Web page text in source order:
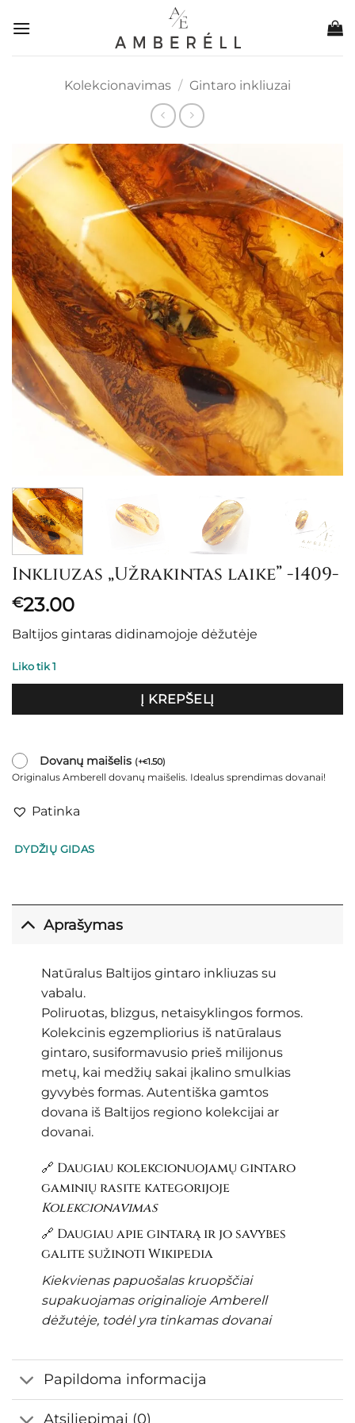
Kolekcionavimas / Gintaro inkliuzai
Inkliuzas „Užrakintas laike” -1409-
€23.00
Baltijos gintaras didinamojoje dėžutėje
Liko tik 1
Į KREPŠELĮ
Dovanų maišelis (+€1.50)
Originalus Amberell dovanų maišelis. Idealus sprendimas dovanai!
Patinka
DYDŽIŲ GIDAS
Aprašymas
Natūralus Baltijos gintaro inkliuzas su
vabalu.
Poliruotas, blizgus, netaisyklingos formos.
Kolekcinis egzempliorius iš natūralaus
gintaro, susiformavusio prieš milijonus
metų, kai medžių sakai įkalino smulkias
gyvybės formas. Autentiška gamtos
dovana iš Baltijos regiono kolekcijai ar
dovanai.
🔗 Daugiau kolekcionuojamų gintaro
gaminių rasite kategorijoje
Kolekcionavimas
🔗 Daugiau apie gintarą ir jo savybes
galite sužinotiWikipedia
Kiekvienas papuošalas kruopščiai
supakuojamas originalioje Amberell
dėžutėje, todėl yra tinkamas dovanai
Papildoma informacija
Atsiliepimai (0)